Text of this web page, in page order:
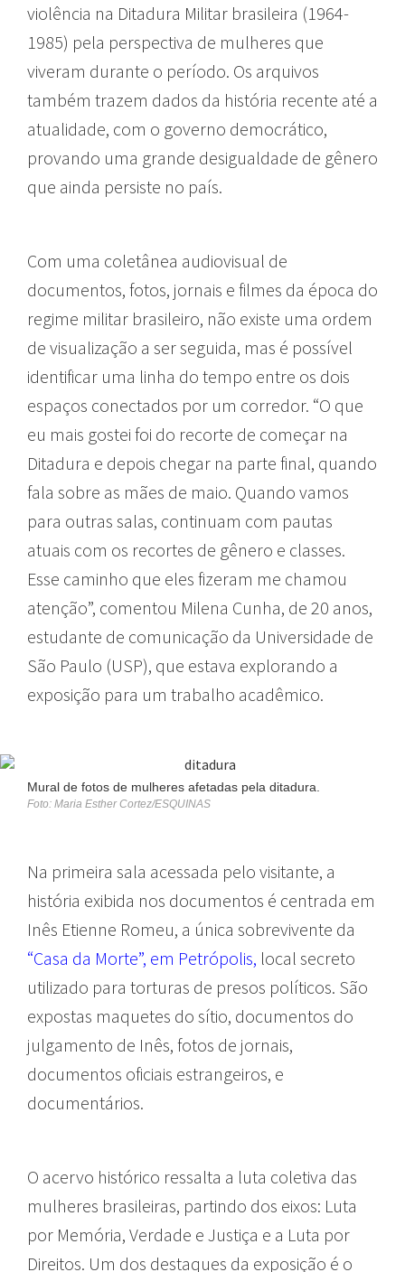
violência na Ditadura Militar brasileira (1964-
1985) pela perspectiva de mulheres que
viveram durante o período. Os arquivos
também trazem dados da história recente até a
atualidade, com o governo democrático,
provando uma grande desigualdade de gênero
que ainda persiste no país.
Com uma coletânea audiovisual de
documentos, fotos, jornais e filmes da época do
regime militar brasileiro, não existe uma ordem
de visualização a ser seguida, mas é possível
identificar uma linha do tempo entre os dois
espaços conectados por um corredor. “O que
eu mais gostei foi do recorte de começar na
Ditadura e depois chegar na parte final, quando
fala sobre as mães de maio. Quando vamos
para outras salas, continuam com pautas
atuais com os recortes de gênero e classes.
Esse caminho que eles fizeram me chamou
atenção”, comentou Milena Cunha, de 20 anos,
estudante de comunicação da Universidade de
São Paulo (USP), que estava explorando a
exposição para um trabalho acadêmico.
Mural de fotos de mulheres afetadas pela ditadura.
Foto: Maria Esther Cortez/ESQUINAS
Na primeira sala acessada pelo visitante, a
história exibida nos documentos é centrada em
Inês Etienne Romeu, a única sobrevivente da
“Casa da Morte”, em Petrópolis, local secreto
utilizado para torturas de presos políticos. São
expostas maquetes do sítio, documentos do
julgamento de Inês, fotos de jornais,
documentos oficiais estrangeiros, e
documentários.
O acervo histórico ressalta a luta coletiva das
mulheres brasileiras, partindo dos eixos: Luta
por Memória, Verdade e Justiça e a Luta por
Direitos. Um dos destaques da exposição é o